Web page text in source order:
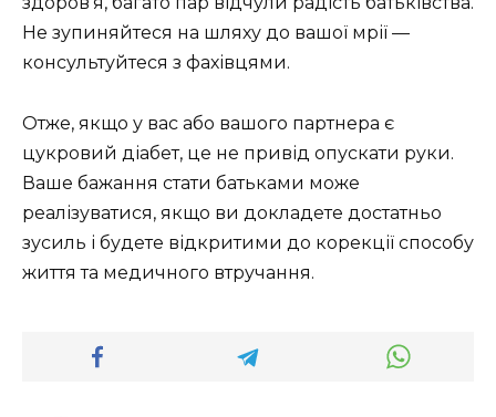
Не зупиняйтеся на шляху до вашої мрії —
консультуйтеся з фахівцями.
Отже, якщо у вас або вашого партнера є
цукровий діабет, це не привід опускати руки.
Ваше бажання стати батьками може
реалізуватися, якщо ви докладете достатньо
зусиль і будете відкритими до корекції способу
життя та медичного втручання.